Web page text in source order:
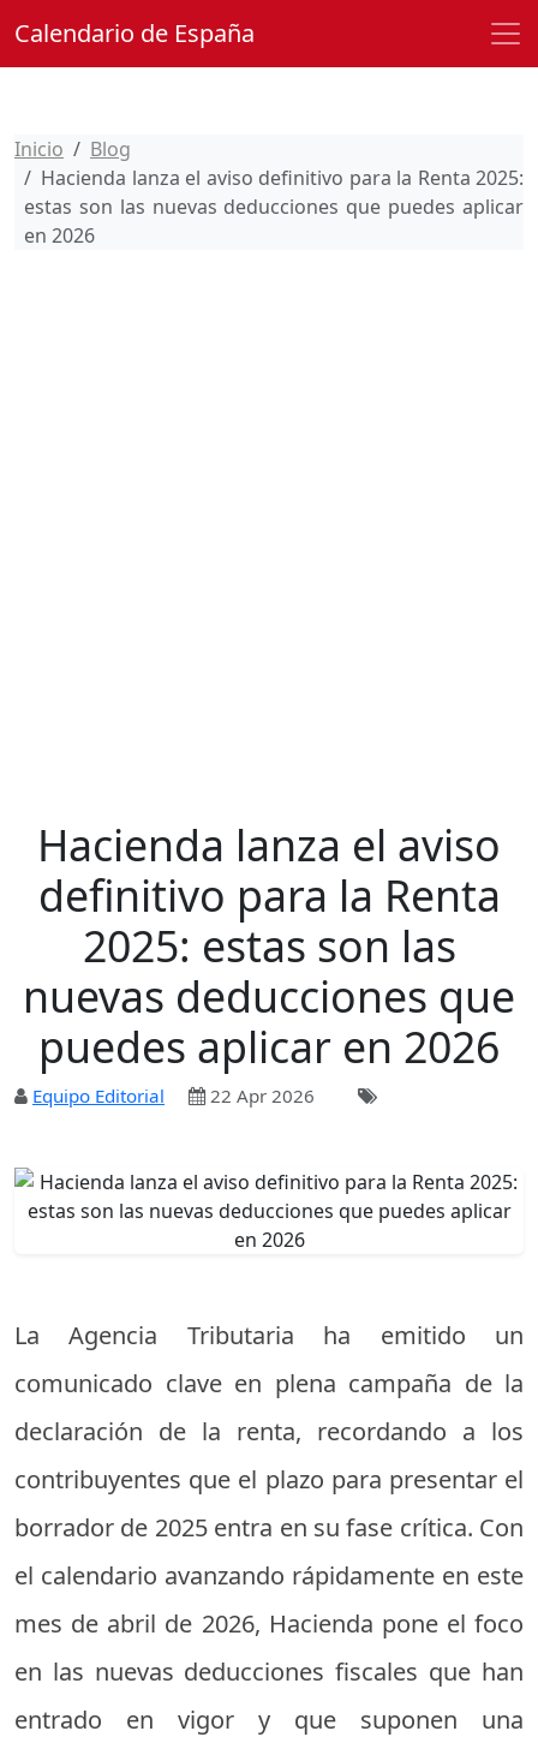
Calendario de España
Inicio
Blog
Hacienda lanza el aviso definitivo para la Renta 2025:
estas son las nuevas deducciones que puedes aplicar
en 2026
Hacienda lanza el aviso
definitivo para la Renta
2025: estas son las
nuevas deducciones que
puedes aplicar en 2026
Equipo Editorial 22 Apr 2026
La Agencia Tributaria ha emitido un
comunicado clave en plena campaña de la
declaración de la renta, recordando a los
contribuyentes que el plazo para presentar el
borrador de 2025 entra en su fase crítica. Con
el calendario avanzando rápidamente en este
mes de abril de 2026, Hacienda pone el foco
en las nuevas deducciones fiscales que han
entrado en vigor y que suponen una